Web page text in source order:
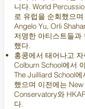
니다. World
로 유럽을 순회했으
Angelo Yu, Orli
저명한 아티스트들과
했다.
홍콩에서 태어나고
Colburn School에서
The Juilliard School
했으며 이전에는
Conservatory와
다.